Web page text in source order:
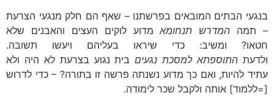
בנגעי הבתים המובאים בפרשתנו – שאף הם חלק מנגעי הצרעת
– תמה המדרש תנחומאמדוע לוקים העצים והאבנים שלא
חטאו? ומשיב: כדי שיראו בעליהם ויעשו תשובה.
ולדעת התוספתא למסכת נגעיםבית נגוע בצרעת לא היה ולא
עתיד להיות, ואם כך מדוע נשנתה פרשה זו בתורה? – כדי לדרוש
[=ללמוד] אותה ולקבל שכר לימודה.